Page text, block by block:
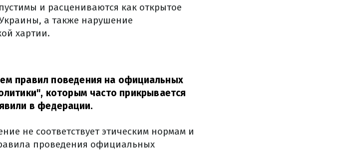
и расцениваются как открытое
а также нарушение
хартии.
правил поведения на официальных
которым часто прикрывается
в федерации.
не соответствует этическим нормам и
проведения официальных